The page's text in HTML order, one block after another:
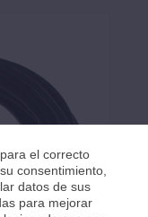
el correcto
consentimiento,
datos de sus
para mejorar